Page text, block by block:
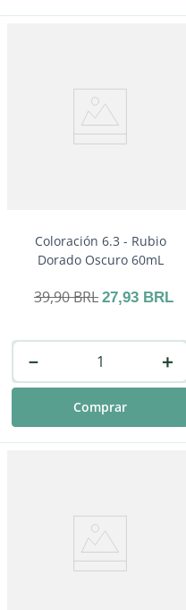
Coloración 6.3 - Rubio
Dorado Oscuro 60mL
39,90BRL 27,93 BRL
＋
－
Comprar